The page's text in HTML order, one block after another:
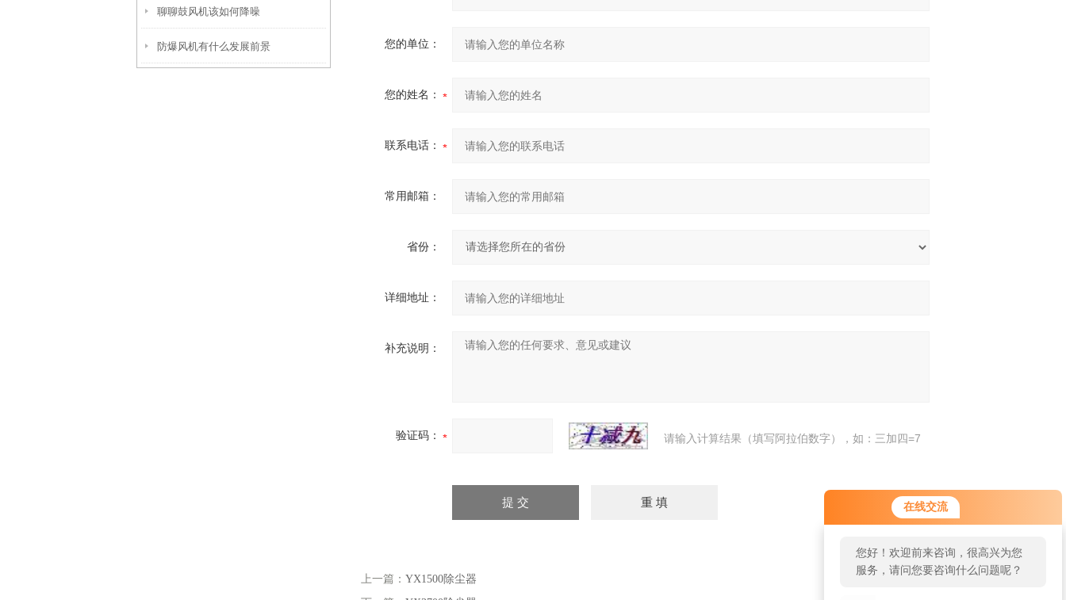
在线交流
您好！欢迎前来咨询，很高兴为您
服务，请问您要咨询什么问题呢？
您好，看您停留很久了，是否找到
了需求产品，您可以直接在线与我
的刮痕？
聊聊鼓风机该如何降噪
防爆风机有什么发展前景 您的单位：
您的姓名：
联系电话：
常用邮箱：
省份：
详细地址：
补充说明：
验证码： 请输入计算结果（填写阿拉伯数字），如：三加四=7
上一篇： YX1500除尘器